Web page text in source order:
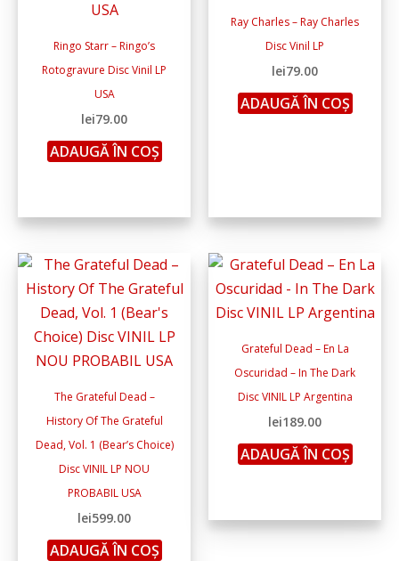
Ringo Starr – Ringo’s
Rotogravure Disc Vinil LP
USA
lei79.00
ADAUGĂ ÎN COȘ
Ray Charles – Ray Charles
Disc Vinil LP
lei79.00
ADAUGĂ ÎN COȘ
The Grateful Dead –
History Of The Grateful
Dead, Vol. 1 (Bear’s Choice)
Disc VINIL LP NOU
PROBABIL USA
lei599.00
ADAUGĂ ÎN COȘ
Grateful Dead – En La
Oscuridad – In The Dark
Disc VINIL LP Argentina
lei189.00
ADAUGĂ ÎN COȘ